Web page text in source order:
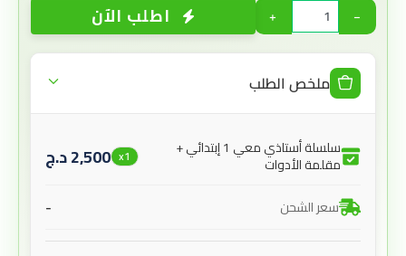
−
+ اطلب الآن
ملخص الطلب
سلسلة أستاذي معي 1 إبتدائي +
مقلمة الأدوات x1
2,500د.ج
سعر الشحن -